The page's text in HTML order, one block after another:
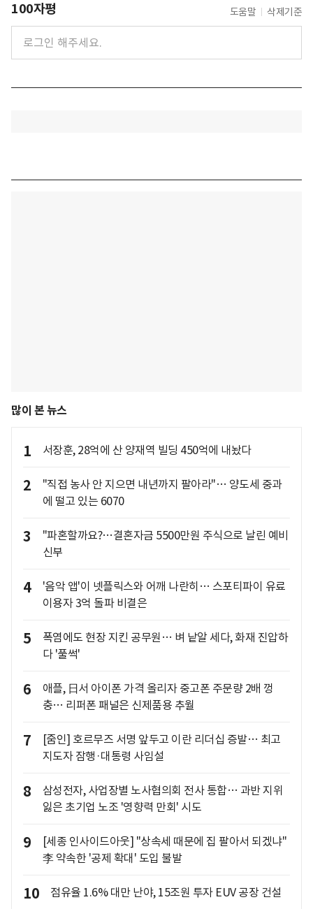
100자평 도움말 삭제기준
많이 본 뉴스
1 서장훈, 28억에 산 양재역 빌딩 450억에 내놨다
2
"직접 농사 안 지으면 내년까지 팔아라"… 양도세 중과
에 떨고 있는 6070
3
"파혼할까요?…결혼자금 5500만원 주식으로 날린 예비
신부
4
'음악 앱'이 넷플릭스와 어깨 나란히… 스포티파이 유료
이용자 3억 돌파 비결은
5
폭염에도 현장 지킨 공무원… 벼 낱알 세다, 화재 진압하
다 '풀썩'
6
애플, 日서 아이폰 가격 올리자 중고폰 주문량 2배 껑
충… 리퍼폰 패널은 신제품용 추월
7
[줌인] 호르무즈 서명 앞두고 이란 리더십 증발… 최고
지도자 잠행·대통령 사임설
8
삼성전자, 사업장별 노사협의회 전사 통합… 과반 지위
잃은 초기업 노조 '영향력 만회' 시도
9
[세종 인사이드아웃] "상속세 때문에 집 팔아서 되겠냐"
李 약속한 '공제 확대' 도입 불발
10 점유율 1.6% 대만 난야, 15조원 투자 EUV 공장 건설